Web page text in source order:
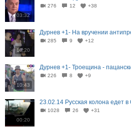
03:32
276 12 +38
10:20
Дурнев +1- На вручении
285 9 +12
10:43
Дурнев +1- Троещина -
226 8 +9
00:20
23.02.14 Русская колона едет
1028 26 +31